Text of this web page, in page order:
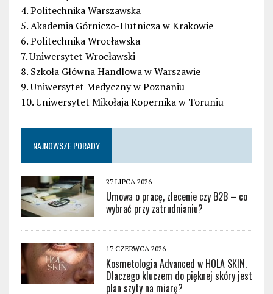
4. Politechnika Warszawska
5. Akademia Górniczo-Hutnicza w Krakowie
6. Politechnika Wrocławska
7. Uniwersytet Wrocławski
8. Szkoła Główna Handlowa w Warszawie
9. Uniwersytet Medyczny w Poznaniu
10. Uniwersytet Mikołaja Kopernika w Toruniu
NAJNOWSZE PORADY
27 LIPCA 2026
Umowa o pracę, zlecenie czy B2B – co
wybrać przy zatrudnianiu?
17 CZERWCA 2026
Kosmetologia Advanced w HOLA SKIN.
Dlaczego kluczem do pięknej skóry jest
plan szyty na miarę?